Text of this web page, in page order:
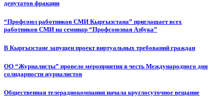
депутатов фракции
“Профсоюз работников СМИ Кыргызстана” приглашает всех
работников СМИ на семинар “Профсоюзная Азбука”
В Кыргызстане запущен проект виртуальных требований граждан
ОО “Журналисты” провело мероприятия в честь Международного дня
солидарности журналистов
Общественная телерадиокомпания начала круглосуточное вещание